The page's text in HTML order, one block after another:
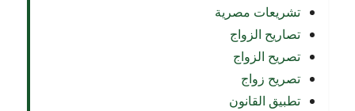
تشريعات مصرية
تصاريح الزواج
تصريح الزواج
تصريح زواج
تطبيق القانون